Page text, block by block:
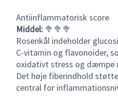
Antiinflammatorisk score
Middel: 🥦🥦🥦
Rosenkål indeholder
C-vitamin og flavonoider,
oxidativt stress og
Det høje fiberindhold
central for